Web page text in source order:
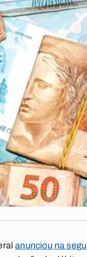
anunciou na